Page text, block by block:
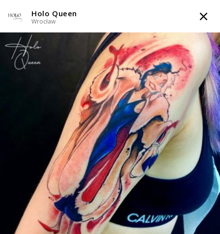
TATTOOARTIST
Holo Queen
Wrocław
Dotwork / Graficzny / Sketch / Line work / Fineline /
Outline / Newschool / Graffiti / Cartoon / Surrealizm / Horror /
Watercolor
WIADOMOŚĆ
WZORY SKLEP INFO
Holo Queen
Wrocław